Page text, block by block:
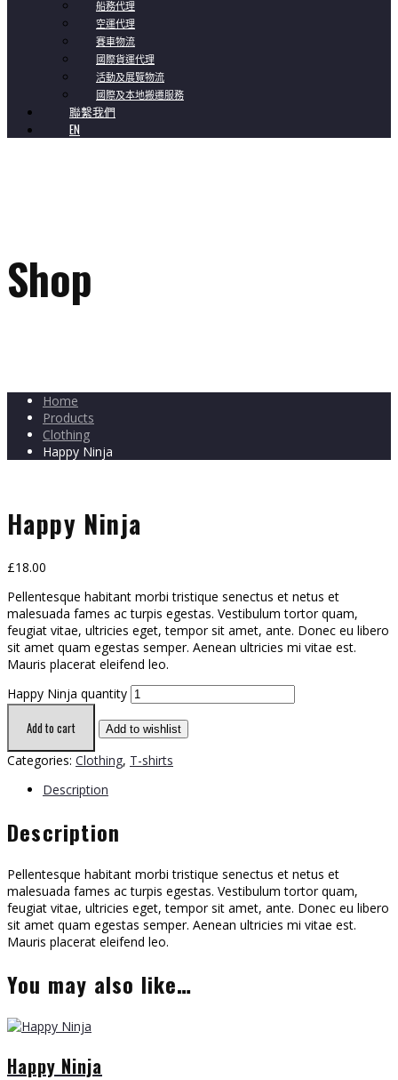
船務代理
空運代理
賽車物流
國際貨運代理
活動及展覽物流
國際及本地搬遷服務
聯繫我們
EN
Shop
Home
Products
Clothing
Happy Ninja
Happy Ninja
£18.00
Pellentesque habitant morbi tristique senectus et netus et
malesuada fames ac turpis egestas. Vestibulum tortor quam,
feugiat vitae, ultricies eget, tempor sit amet, ante. Donec eu libero
sit amet quam egestas semper. Aenean ultricies mi vitae est.
Mauris placerat eleifend leo.
Happy Ninja quantity
Add to cart Add to wishlist
Categories: Clothing, T-shirts
Description
Description
Pellentesque habitant morbi tristique senectus et netus et
malesuada fames ac turpis egestas. Vestibulum tortor quam,
feugiat vitae, ultricies eget, tempor sit amet, ante. Donec eu libero
sit amet quam egestas semper. Aenean ultricies mi vitae est.
Mauris placerat eleifend leo.
You may also like…
Happy Ninja